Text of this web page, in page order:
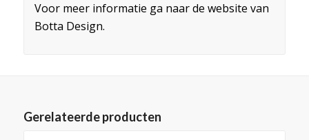
Voor meer informatie ga naar de website van
Botta Design.
Gerelateerde producten